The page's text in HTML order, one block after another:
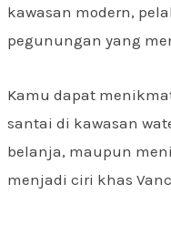
kawasan modern,
pegunungan yang
Kamu dapat
santai di kawasan
belanja, maupun
menjadi ciri khas